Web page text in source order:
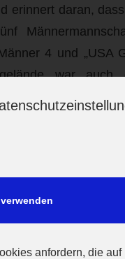
anfordern, die auf
erinnert daran,
4 und „USA
war auch
sich am freien
„USA Günzburg“
war das schwierig,
Basketball und
im Football.